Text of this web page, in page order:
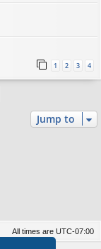
1 2 3 4
Jump to
All times are UTC-07:00